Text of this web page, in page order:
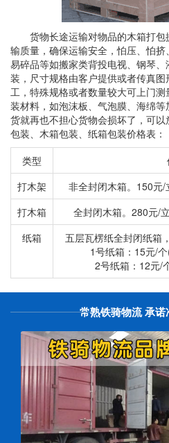
货物长途运输对物品的木箱打
输质量，确保运输安全，怕压、怕挤
易碎品等如搬家类背投电视、钢琴
装，尺寸规格由客户提供或者传真
工，特殊规格或者数量较大可上门
装材料，如泡沫板、气泡膜、海绵
货就再也不担心货物会损坏了，可
包装、木箱包装、纸箱包装价格表：
类型
打木架
非全封闭木箱。150元
打木箱
全封闭木箱。280元/
纸箱
五层瓦楞纸全封闭纸箱
1号纸箱：15元/
2号纸箱：12元/
常熟铁骑物流 承